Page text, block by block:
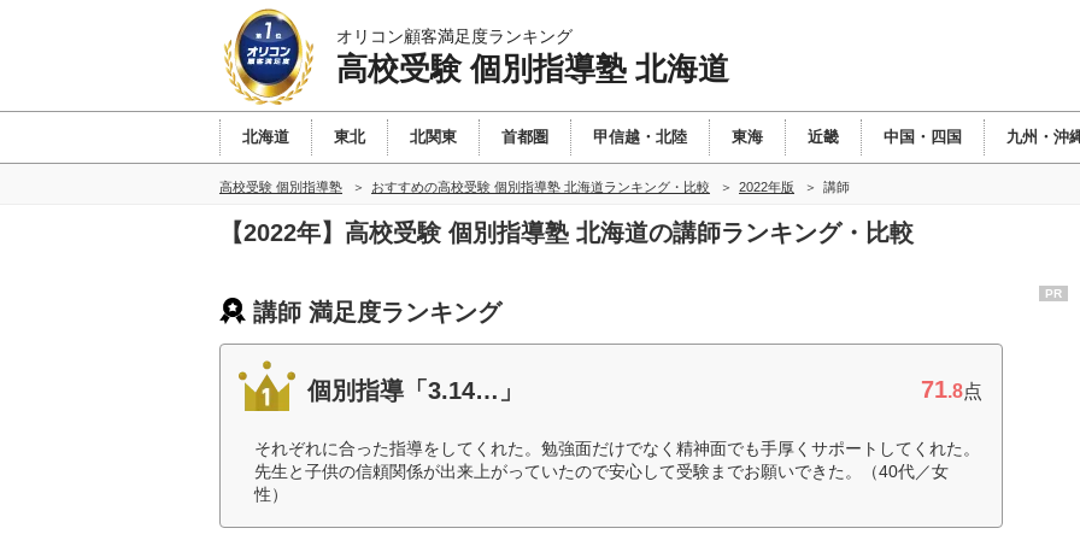
オリコン顧客満足度ランキング
高校受験 個別指導塾 北海道
北海道 東北 北関東 首都圏 甲信越・北陸 東海 近畿 中国・四国 九州・沖
高校受験 個別指導塾 おすすめの高校受験 個別指導塾 北海道ランキング・比較 2022年版 講師
【2022年】高校受験 個別指導塾 北海道の講師ランキング・比較
講師 満足度ランキング
個別指導「3.14…」 71.8点
それぞれに合った指導をしてくれた。勉強面だけでなく精神面でも手厚くサポートしてくれた。
先生と子供の信頼関係が出来上がっていたので安心して受験までお願いできた。（40代／女
性）
PR